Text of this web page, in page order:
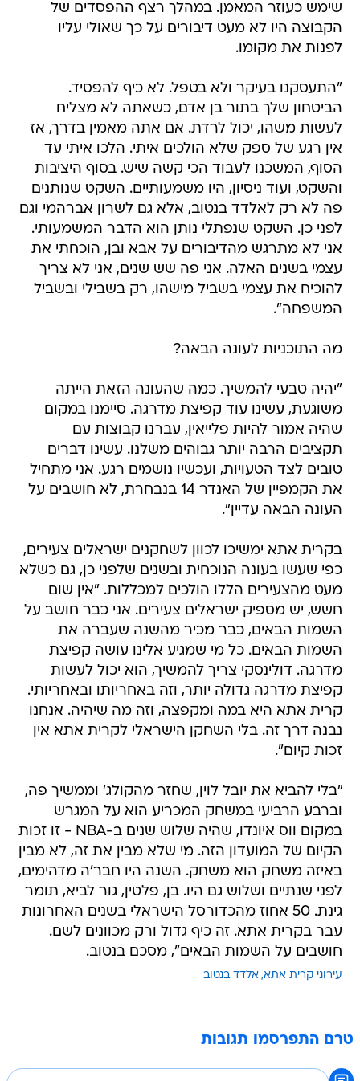
שימש כעוזר המאמן. במהלך רצף ההפסדים של
הקבוצה היו לא מעט דיבורים על כך שאולי עליו
לפנות את מקומו.
"התעסקנו בעיקר ולא בטפל. לא כיף להפסיד.
הביטחון שלך בתור בן אדם, כשאתה לא מצליח
לעשות משהו, יכול לרדת. אם אתה מאמין בדרך, אז
אין רגע של ספק שלא הולכים איתי. הלכו איתי עד
הסוף, המשכנו לעבוד הכי קשה שיש. בסוף היציבות
והשקט, ועוד ניסיון, היו משמעותיים. השקט שנותנים
פה לא רק לאלדד בנטוב, אלא גם לשרון אברהמי וגם
לפני כן. השקט שנפתלי נותן הוא הדבר המשמעותי.
אני לא מתרגש מהדיבורים על אבא ובן, הוכחתי את
עצמי בשנים האלה. אני פה שש שנים, אני לא צריך
להוכיח את עצמי בשביל מישהו, רק בשבילי ובשביל
המשפחה".
מה התוכניות לעונה הבאה?
"יהיה טבעי להמשיך. כמה שהעונה הזאת הייתה
משוגעת, עשינו עוד קפיצת מדרגה. סיימנו במקום
שהיה אמור להיות פלייאין, עברנו קבוצות עם
תקציבים הרבה יותר גבוהים משלנו. עשינו דברים
טובים לצד הטעויות, ועכשיו נושמים רגע. אני מתחיל
את הקמפיין של האנדר 14 בנבחרת, לא חושבים על
העונה הבאה עדיין".
בקרית אתא ימשיכו לכוון לשחקנים ישראלים צעירים,
כפי שעשו בעונה הנוכחית ובשנים שלפני כן, גם כשלא
מעט מהצעירים הללו הולכים למכללות. "אין שום
חשש, יש מספיק ישראלים צעירים. אני כבר חושב על
השמות הבאים, כבר מכיר מהשנה שעברה את
השמות הבאים. כל מי שמגיע אלינו עושה קפיצת
מדרגה. דולינסקי צריך להמשיך, הוא יכול לעשות
קפיצת מדרגה גדולה יותר, וזה באחריותו ובאחריותי.
קרית אתא היא במה ומקפצה, וזה מה שיהיה. אנחנו
נבנה דרך זה. בלי השחקן הישראלי לקרית אתא אין
זכות קיום".
"בלי להביא את יובל לוין, שחזר מהקולג' וממשיך פה,
וברבע הרביעי במשחק המכריע הוא על המגרש
במקום ווס איונדו, שהיה שלוש שנים ב-NBA - זו זכות
הקיום של המועדון הזה. מי שלא מבין את זה, לא מבין
באיזה משחק הוא משחק. השנה היו חבר'ה מדהימים,
לפני שנתיים ושלוש גם היו. בן, פלטין, גור לביא, תומר
גינת. 50 אחוז מהכדורסל הישראלי בשנים האחרונות
עבר בקרית אתא. זה כיף גדול ורק מכוונים לשם.
חושבים על השמות הבאים", מסכם בנטוב.
עירוני קרית אתא אלדד בנטוב
טרם התפרסמו תגובות